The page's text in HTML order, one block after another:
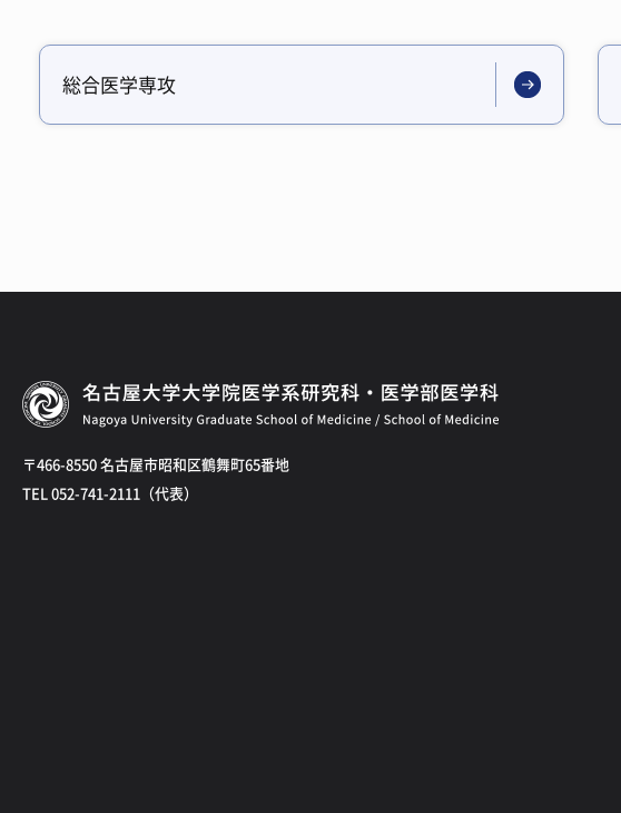
総合医学専攻
〒466-8550 名古屋市昭和区鶴舞町65番地
TEL 052-741-2111（代表）